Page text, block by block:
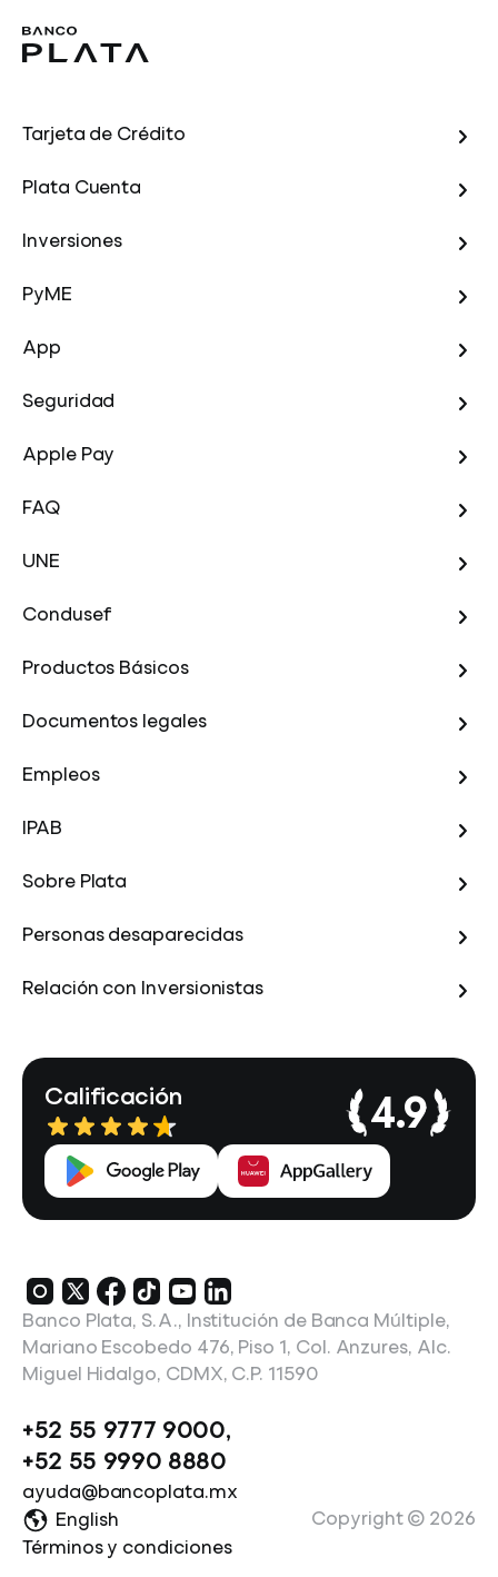
Tarjeta de Crédito
Plata Cuenta
Inversiones
PyME
App
Seguridad
Apple Pay
FAQ
UNE
Condusef
Productos Básicos
Documentos legales
Empleos
IPAB
Sobre Plata
Personas desaparecidas
Relación con Inversionistas
Calificación 4.9
+52 55 9777 9000,
+52 55 9990 8880
ayuda@bancoplata.mx
Banco Plata, S.A., Institución de Banca Múltiple,
Mariano Escobedo 476, Piso 1, Col. Anzures, Alc.
Miguel Hidalgo, CDMX, C.P. 11590
English Copyright © 2026
Términos y condiciones